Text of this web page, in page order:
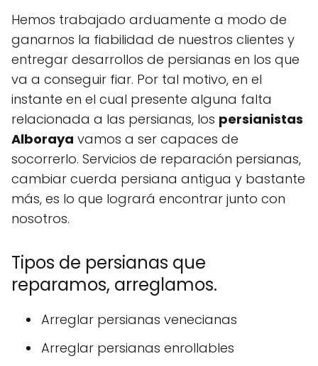
Hemos trabajado arduamente a modo de
ganarnos la fiabilidad de nuestros clientes y
entregar desarrollos de persianas en los que
va a conseguir fiar. Por tal motivo, en el
instante en el cual presente alguna falta
relacionada a las persianas, los persianistas
Alboraya vamos a ser capaces de
socorrerlo. Servicios de reparación persianas,
cambiar cuerda persiana antigua y bastante
más, es lo que logrará encontrar junto con
nosotros.
Tipos de persianas que
reparamos, arreglamos.
Arreglar persianas venecianas
Arreglar persianas enrollables